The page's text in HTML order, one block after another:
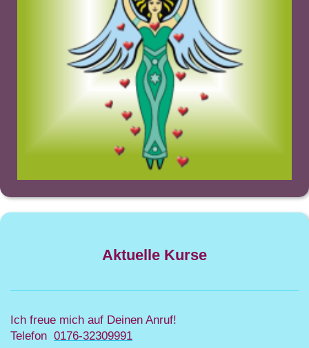
Aktuelle Kurse
Ich freue mich auf Deinen Anruf!
Telefon 0176-32309991